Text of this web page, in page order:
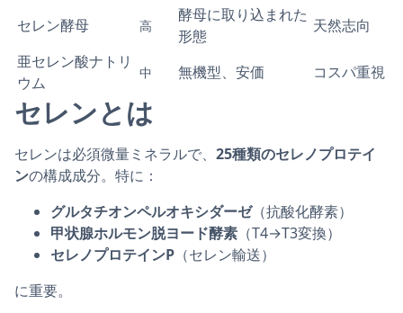
セレン酵母
高
酵母に取り込まれた
形態
天然志向
亜セレン酸ナトリ
ウム
中 無機型、安価 コスパ重視
セレンとは
セレンは必須微量ミネラルで、 25種類のセレノプロテイ
ンの構成成分。特に：
グルタチオンペルオキシダーゼ（抗酸化酵素）
甲状腺ホルモン脱ヨード酵素 （T4→T3変換）
セレノプロテインP （セレン輸送）
に重要。